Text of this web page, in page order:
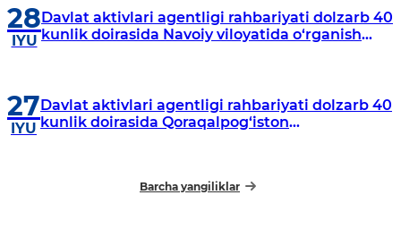
28
IYU
Davlat aktivlari agentligi rahbariyati dolzarb 40
kunlik doirasida Navoiy viloyatida o‘rganish
27
IYU
Davlat aktivlari agentligi rahbariyati dolzarb 40
kunlik doirasida Qoraqalpog‘iston
Barcha yangiliklar